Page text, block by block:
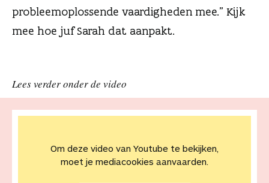
probleemoplossende vaardigheden mee.” Kijk
mee hoe juf Sarah dat aanpakt.
Lees verder onder de video
Om deze video van Youtube te bekijken,
moet je mediacookies aanvaarden.